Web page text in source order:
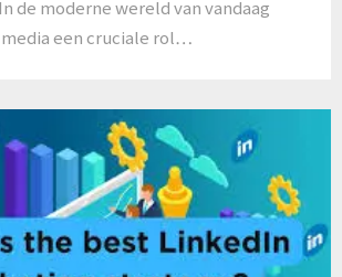
de moderne wereld van vandaag
een cruciale rol…